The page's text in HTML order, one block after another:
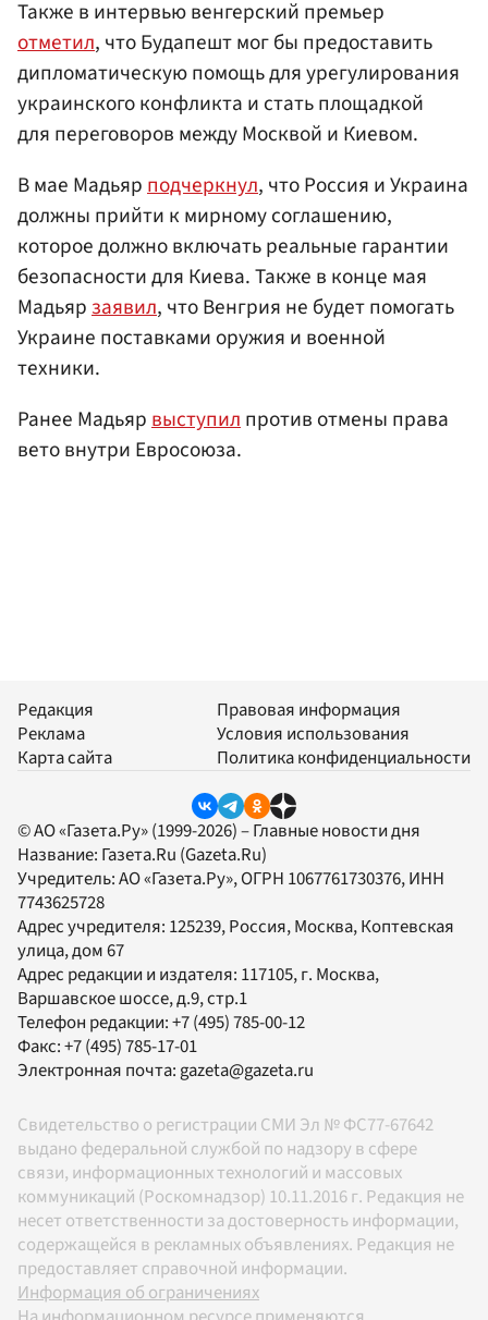
Также в интервью венгерский премьер
отметил, что Будапешт мог бы предоставить
дипломатическую помощь для урегулирования
украинского конфликта и стать площадкой
для переговоров между Москвой и Киевом.
В мае Мадьярподчеркнул, что Россия и Украина
должны прийти к мирному соглашению,
которое должно включать реальные гарантии
безопасности для Киева. Также в конце мая
Мадьярзаявил, что Венгрия не будет помогать
Украине поставками оружия и военной
техники.
Ранее Мадьярвыступилпротив отмены права
вето внутри Евросоюза.
Редакция
Реклама
Карта сайта
Правовая информация
Условия использования
Политика конфиденциальности
© АО «Газета.Ру» (1999-2026) – Главные новости дня
Название: Газета.Ru (Gazeta.Ru)
Учредитель:АО «Газета.Ру», ОГРН 1067761730376, ИНН
7743625728
Адрес учредителя: 125239, Россия, Москва, Коптевская
улица, дом 67
Адрес редакции и издателя: 117105, г. Москва,
Варшавское шоссе, д.9, стр.1
Телефон редакции:+7 (495) 785-00-12
Факс:+7 (495) 785-17-01
Электронная почта: gazeta@gazeta.ru
Свидетельство о регистрации СМИ Эл № ФС77-67642
выдано федеральной службой по надзору в сфере
связи, информационных технологий и массовых
коммуникаций (Роскомнадзор) 10.11.2016 г. Редакция не
несет ответственности за достоверность информации,
содержащейся в рекламных объявлениях. Редакция не
предоставляет справочной информации.
Информация об ограничениях